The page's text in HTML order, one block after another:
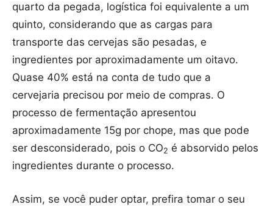
quarto da pegada, logística foi equivalente a um
quinto, considerando que as cargas para
transporte das cervejas são pesadas, e
ingredientes por aproximadamente um oitavo.
Quase 40% está na conta de tudo que a
cervejaria precisou por meio de compras. O
processo de fermentação apresentou
aproximadamente 15g por chope, mas que pode
ser desconsiderado, pois o CO2 é absorvido pelos
ingredientes durante o processo.
Assim, se você puder optar, prefira tomar o seu